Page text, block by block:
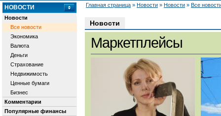
Главная страница » Новости » Новости » Все
НОВОСТИ
Новости
Все новости
Экономика
Валюта
Деньги
Страхование
Недвижимость
Ценные бумаги
Бизнес
Комментарии
Популярные финансы
Новости
Маркетплейсы